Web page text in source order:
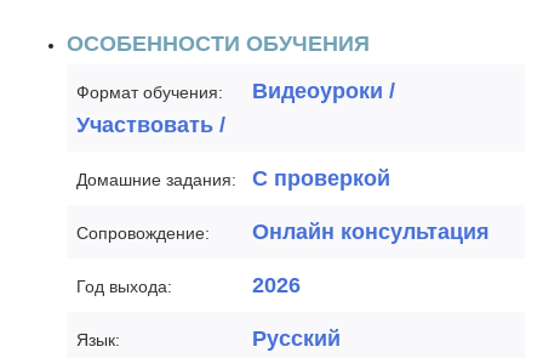
ОСОБЕННОСТИ ОБУЧЕНИЯ
Формат обучения:
Видеоуроки /
Участвовать /
Домашние задания: С проверкой
Сопровождение: Онлайн консультация
Год выхода: 2026
Язык: Русский